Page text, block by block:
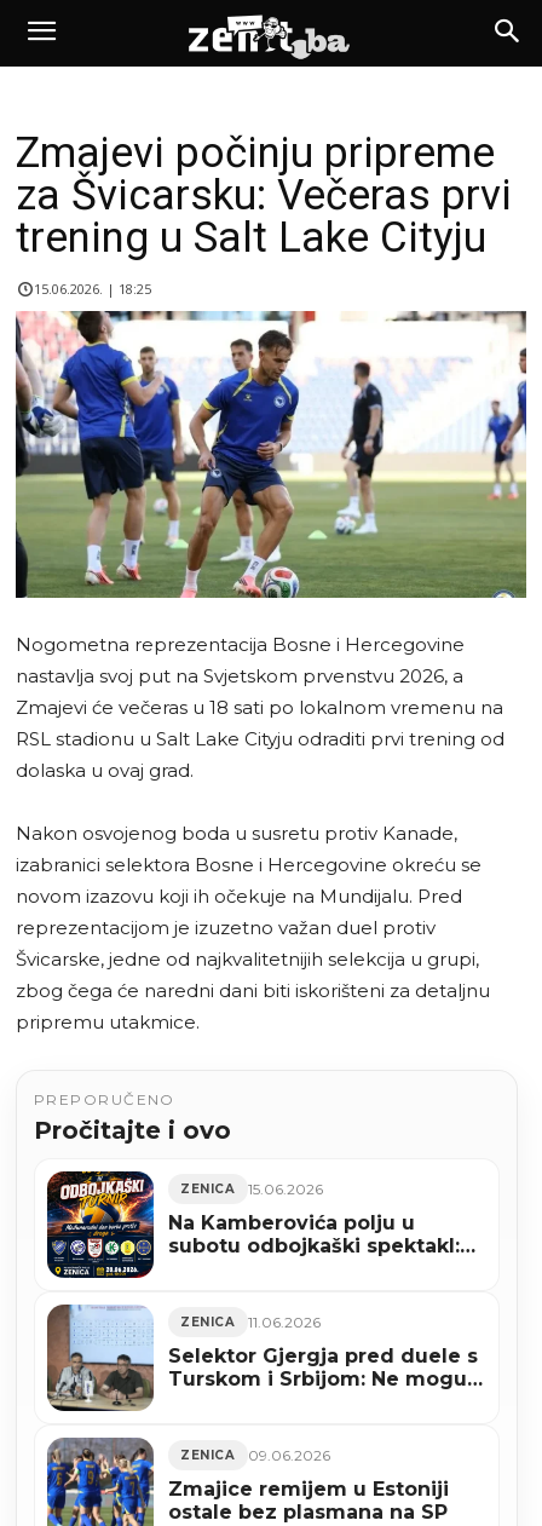
Zmajevi počinju pripreme
za Švicarsku: Večeras prvi
trening u Salt Lake Cityju
15.06.2026. | 18:25
Nogometna reprezentacija Bosne i Hercegovine
nastavlja svoj put na Svjetskom prvenstvu 2026, a
Zmajevi će večeras u 18 sati po lokalnom vremenu na
RSL stadionu u Salt Lake Cityju odraditi prvi trening od
dolaska u ovaj grad.
Nakon osvojenog boda u susretu protiv Kanade,
izabranici selektora Bosne i Hercegovine okreću se
novom izazovu koji ih očekuje na Mundijalu. Pred
reprezentacijom je izuzetno važan duel protiv
Švicarske, jedne od najkvalitetnijih selekcija u grupi,
zbog čega će naredni dani biti iskorišteni za detaljnu
pripremu utakmice.
PREPORUČENO
Pročitajte i ovo
ZENICA 15.06.2026
Na Kamberovića polju u
subotu odbojkaški spektakl:
ZENICA 11.06.2026
Selektor Gjergja pred duele s
Turskom i Srbijom: Ne mogu
ZENICA 09.06.2026
Zmajice remijem u Estoniji
ostale bez plasmana na SP